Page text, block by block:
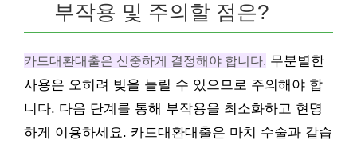
부작용 및 주의할 점은?
카드대환대출은 신중하게 결정해야 합니다. 무분별한
사용은 오히려 빚을 늘릴 수 있으므로 주의해야 합
니다. 다음 단계를 통해 부작용을 최소화하고 현명
하게 이용하세요. 카드대환대출은 마치 수술과 같습